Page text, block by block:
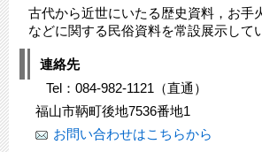
古代から近世にいたる歴史資料，お手
などに関する民俗資料を常設展示して
連絡先
Tel：084-982-1121（直通）
福山市鞆町後地7536番地1
お問い合わせはこちらから